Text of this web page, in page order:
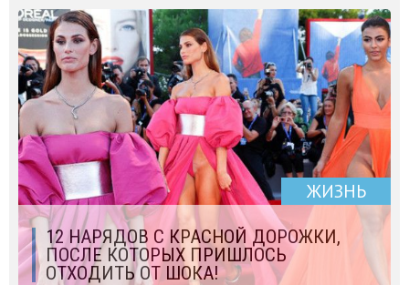
ЖИЗНЬ
12 НАРЯДОВ С КРАСНОЙ ДОРОЖКИ,
ПОСЛЕ КОТОРЫХ ПРИШЛОСЬ
ОТХОДИТЬ ОТ ШОКА!